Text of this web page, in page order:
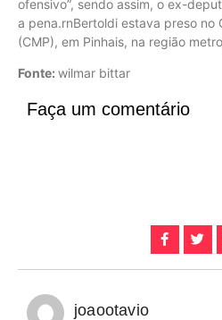
ofensivo”, sendo assim, o ex-
a pena.rnBertoldi estava preso no
(CMP), em Pinhais, na região
Fonte: wilmar bittar
Faça um comentário
joaootavio